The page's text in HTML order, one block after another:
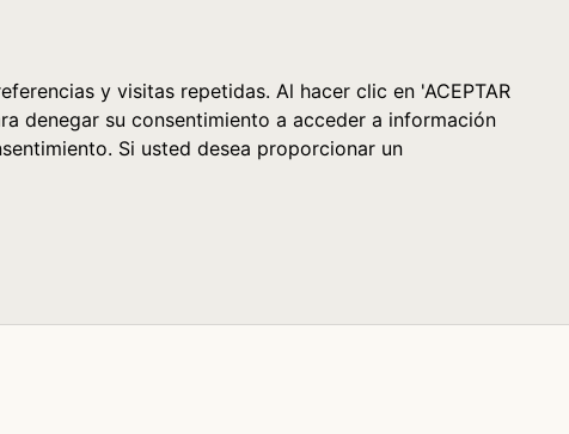
y visitas repetidas. Al hacer clic en 'ACEPTAR
denegar su consentimiento a acceder a información
Si usted desea proporcionar un